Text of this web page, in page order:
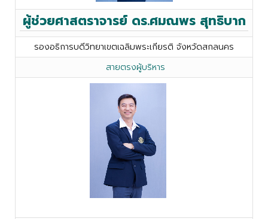
ผู้ช่วยศาสตราจารย์ ดร.ศมณพร สุทธิบาก
รองอธิการบดีวิทยาเขตเฉลิมพระเกียรติ จังหวัดสกลนคร
สายตรงผู้บริหาร